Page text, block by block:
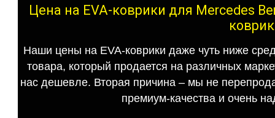
Цена на EVA-коврики для Mercedes
Наши цены на EVA-коврики даже чуть ниже
товара, который продается на различных
нас дешевле. Вторая причина – мы не
премиум-качества и очень